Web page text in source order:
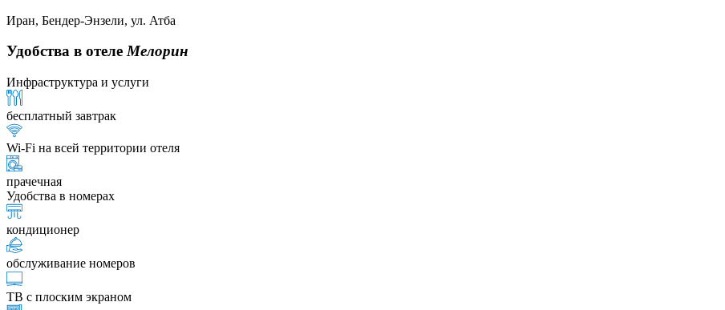
Иран, Бендер-Энзели, ул. Атба
Удобства в отелеМелорин
Инфраструктура и услуги
бесплатный завтрак
Wi-Fi на всей территории отеля
прачечная
Удобства в номерах
кондиционер
обслуживание номеров
ТВ с плоским экраном